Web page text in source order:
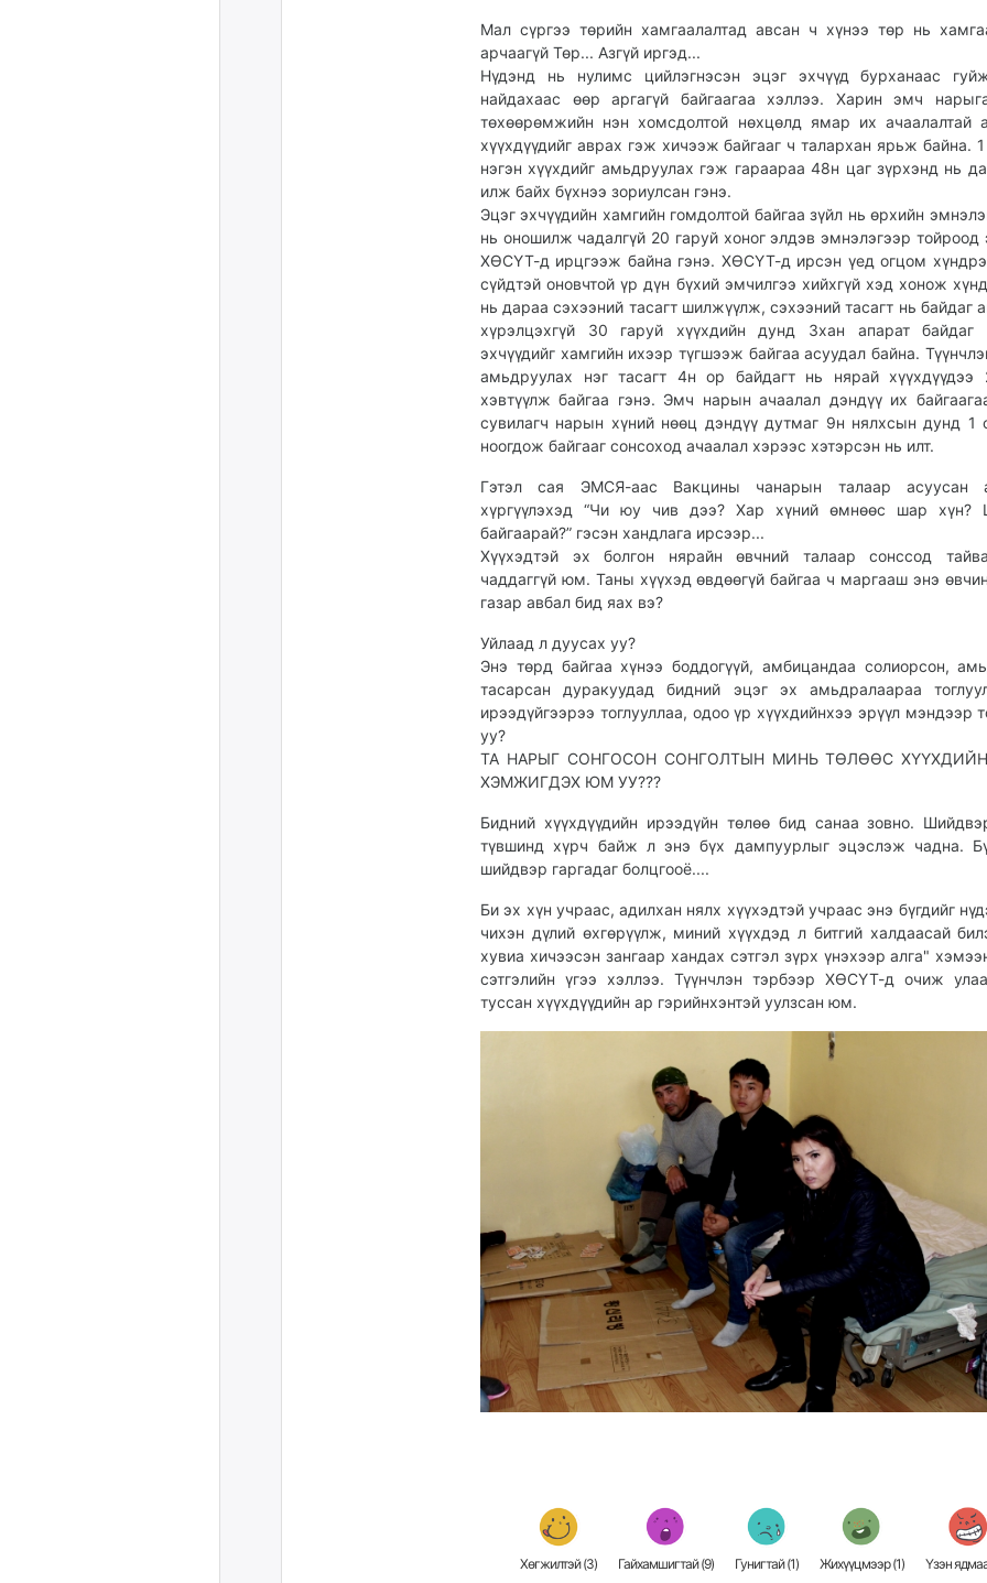
Мал сүргээ төрийн хамгаалалтад авсан ч хүнээ төр нь
арчаагүй Төр... Азгүй иргэд...
Нүдэнд нь нулимс цийлэгнэсэн эцэг эхчүүд бурханаас
найдахаас өөр аргагүй байгаагаа хэллээ. Харин эмч
төхөөрөмжийн нэн хомсдолтой нөхцөлд ямар их ачаалалтай
хүүхдүүдийг аврах гэж хичээж байгааг ч талархан ярьж байна.
нэгэн хүүхдийг амьдруулах гэж гараараа 48н цаг зүрхэнд нь
илж байх бүхнээ зориулсан гэнэ.
Эцэг эхчүүдийн хамгийн гомдолтой байгаа зүйл нь өрхийн
нь оношилж чадалгүй 20 гаруй хоног элдэв эмнэлэгээр тойроод
ХӨСҮТ-д ирцгээж байна гэнэ. ХӨСҮТ-д ирсэн үед огцом
сүйдтэй оновчтой үр дүн бүхий эмчилгээ хийхгүй хэд хонож
нь дараа сэхээний тасагт шилжүүлж, сэхээний тасагт нь байдаг
хүрэлцэхгүй 30 гаруй хүүхдийн дунд 3хан апарат байдаг
эхчүүдийг хамгийн ихээр түгшээж байгаа асуудал байна.
амьдруулах нэг тасагт 4н ор байдагт нь нярай хүүхдүүдээ
хэвтүүлж байгаа гэнэ. Эмч нарын ачаалал дэндүү их
сувилагч нарын хүний нөөц дэндүү дутмаг 9н нялхсын дунд 1
ноогдож байгааг сонсоход ачаалал хэрээс хэтэрсэн нь илт.
Гэтэл сая ЭМСЯ-аас Вакцины чанарын талаар асуусан
хүргүүлэхэд “Чи юу чив дээ? Хар хүний өмнөөс шар хүн?
байгаарай?” гэсэн хандлага ирсээр...
Хүүхэдтэй эх болгон нярайн өвчний талаар сонссод
чаддаггүй юм. Таны хүүхэд өвдөөгүй байгаа ч маргааш энэ
газар авбал бид яах вэ?
Уйлаад л дуусах уу?
Энэ төрд байгаа хүнээ боддогүүй, амбицандаа солиорсон,
тасарсан дуракуудад бидний эцэг эх амьдралаараа
ирээдүйгээрээ тоглууллаа, одоо үр хүүхдийнхээ эрүүл мэндээр
уу?
ТА НАРЫГ СОНГОСОН СОНГОЛТЫН МИНЬ ТӨЛӨӨС
ХЭМЖИГДЭХ ЮМ УУ???
Бидний хүүхдүүдийн ирээдүйн төлөө бид санаа зовно.
түвшинд хүрч байж л энэ бүх дампуурлыг эцэслэж чадна.
шийдвэр гаргадаг болцгооё....
Би эх хүн учраас, адилхан нялх хүүхэдтэй учраас энэ бүгдийг
чихэн дүлий өхгөрүүлж, миний хүүхдэд л битгий халдаасай
хувиа хичээсэн зангаар хандах сэтгэл зүрх үнэхээр алга"
сэтгэлийн үгээ хэллээ. Түүнчлэн тэрбээр ХӨСҮТ-д очиж
туссан хүүхдүүдийн ар гэрийнхэнтэй уулзсан юм.
Хөгжилтэй (3) Гайхамшигтай (9) Гунигтай (1) Жихүүцмээр (1) Үзэн